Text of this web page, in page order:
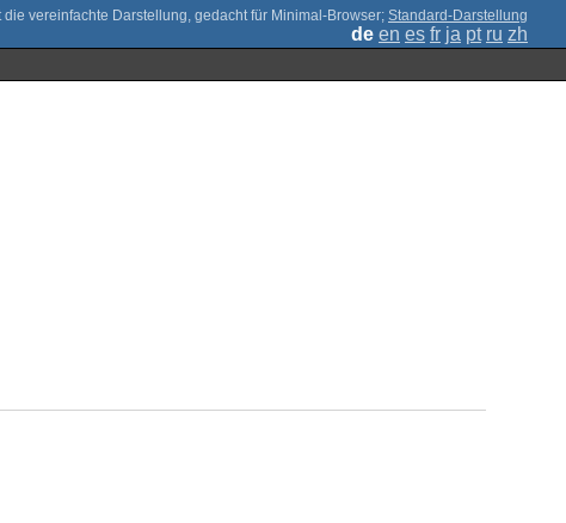
; Standard-Darstellung
de en es fr ja pt ru zh